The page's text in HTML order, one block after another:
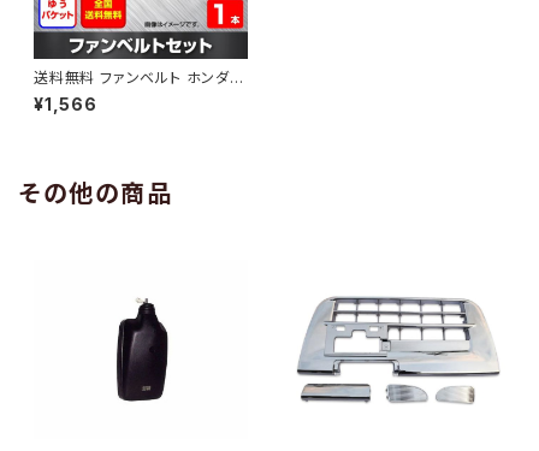
送料無料 ファンベルト ホンダ N
-BOX 型式JF2 H23.12～H29.
08 （国内トップメーカー） 1本 H
¥1,566
その他の商品